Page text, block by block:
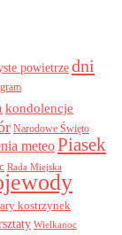
powietrzedni
kondolencje
Narodowe Święto
meteoPiasek
Rada Miejska
kostrzynek
Wielkanoc